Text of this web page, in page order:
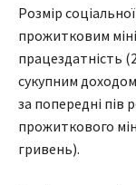
Розмір
прожитковим
працездатність
сукупним
за попередні пів
прожиткового
гривень).